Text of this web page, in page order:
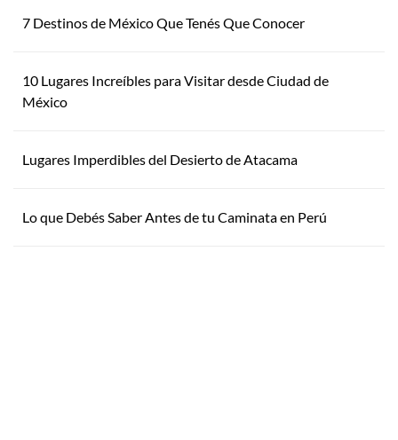
7 Destinos de México Que Tenés Que Conocer
10 Lugares Increíbles para Visitar desde Ciudad de
México
Lugares Imperdibles del Desierto de Atacama
Lo que Debés Saber Antes de tu Caminata en Perú